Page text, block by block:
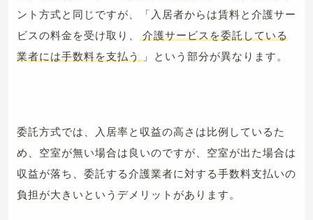
ント方式と同じですが、「入居者からは賃料と介護サー
ビスの料金を受け取り、
介護サービスを委託している
業者には手数料を支払う
」という部分が異なります。
委託方式では、入居率と収益の高さは比例しているた
め、空室が無い場合は良いのですが、空室が出た場合は
収益が落ち、委託する介護業者に対する手数料支払いの
負担が大きいというデメリットがあります。